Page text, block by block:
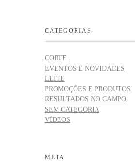
CATEGORIAS
CORTE
EVENTOS E NOVIDADES
LEITE
PROMOÇÕES E PRODUTOS
RESULTADOS NO CAMPO
SEM CATEGORIA
VÍDEOS
META